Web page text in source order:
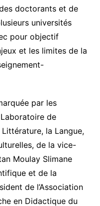
doctorants et de
universités
pour objectif
et les limites de la
par les
de
la Langue,
de la vice-
Moulay Slimane
et de la
de l’Association
en Didactique du